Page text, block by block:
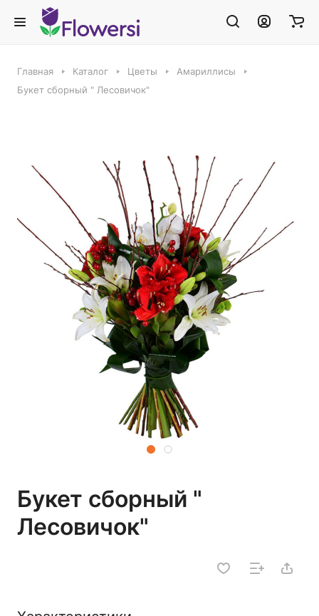
Главная Каталог Цветы
Амариллисы
Букет сборный " Лесовичок"
Букет сборный "
Лесовичок"